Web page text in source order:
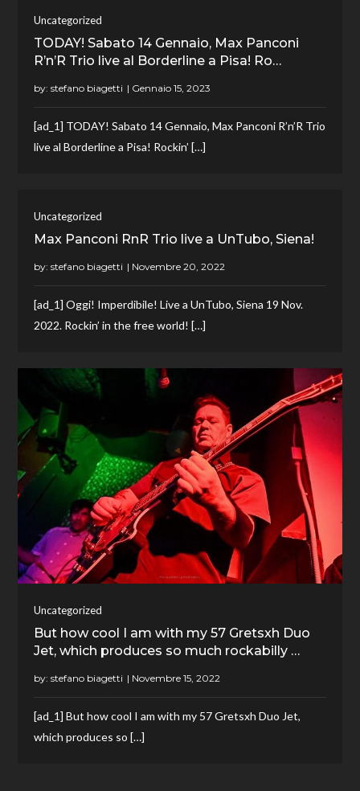
Uncategorized
TODAY! Sabato 14 Gennaio, Max Panconi
R’n’R Trio live al Borderline a Pisa! Ro…
by:stefano biagetti
[ad_1] TODAY! Sabato 14 Gennaio, Max Panconi R’n’R Trio
live al Borderline a Pisa! Rockin’ […]
Uncategorized
Max Panconi RnR Trio live a UnTubo, Siena!
by:stefano biagetti
[ad_1] Oggi! Imperdibile! Live a UnTubo, Siena 19 Nov.
2022. Rockin’ in the free world! […]
Uncategorized
But how cool I am with my 57 Gretsxh Duo
Jet, which produces so much rockabilly …
by:stefano biagetti
[ad_1] But how cool I am with my 57 Gretsxh Duo Jet,
which produces so […]